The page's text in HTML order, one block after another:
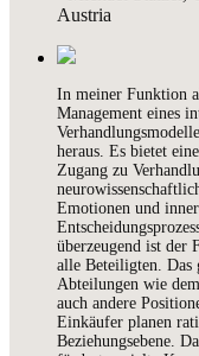
Austria
In meiner Funktion
Management eines
heraus. Es bietet
Zugang zu
Emotionen und
überzeugend ist der
alle Beteiligten. Das
Abteilungen wie
auch andere
Einkäufer planen
Beziehungsebene.